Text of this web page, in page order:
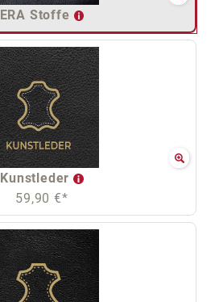
ERA Stoffe
Kunstleder
59,90 €*